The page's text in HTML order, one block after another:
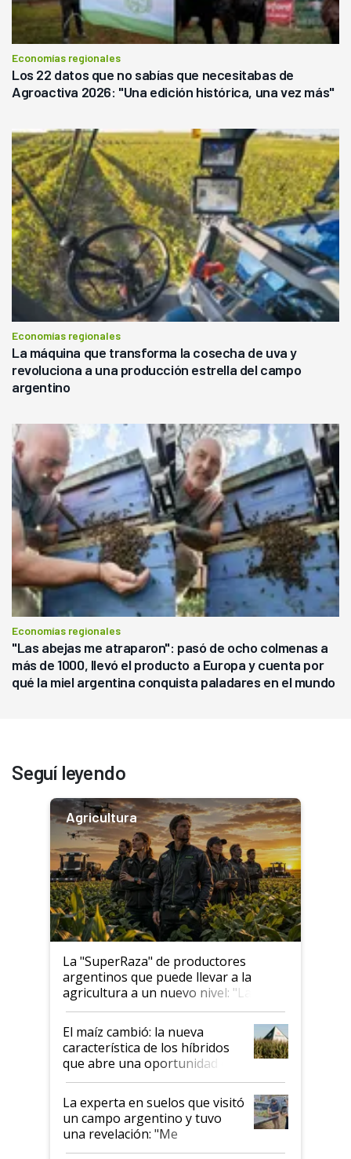
Economías regionales
Los 22 datos que no sabías que necesitabas de
Agroactiva 2026: "Una edición histórica, una vez más"
Economías regionales
La máquina que transforma la cosecha de uva y
revoluciona a una producción estrella del campo
argentino
Economías regionales
"Las abejas me atraparon": pasó de ocho colmenas a
más de 1000, llevó el producto a Europa y cuenta por
qué la miel argentina conquista paladares en el mundo
Seguí leyendo
Agricultura
La "SuperRaza" de productores
argentinos que puede llevar a la
agricultura a un nuevo nivel: "Las
posibilidades de crecimiento son
infinitas"
El maíz cambió: la nueva
característica de los híbridos
que abre una oportunidad en
el lote
La experta en suelos que visitó
un campo argentino y tuvo
una revelación: "Me
impresionó mucho"